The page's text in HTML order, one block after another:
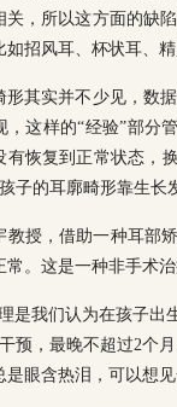
关，所以这方面的缺
如招风耳、杯状耳、
形其实并不少见，数
，这样的“经验”部分
有恢复到正常状态，
子的耳廓畸形靠生长
教授，借助一种耳部
常。这是一种非手术
是我们认为在孩子
预，最晚不超过2个
是眼含热泪，可以想